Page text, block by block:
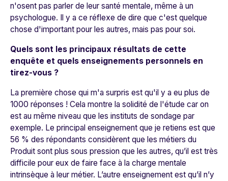
n'osent pas parler de leur santé mentale, même à un
psychologue. Il y a ce réflexe de dire que c'est quelque
chose d'important pour les autres, mais pas pour soi.
Quels sont les principaux résultats de cette
enquête et quels enseignements personnels en
tirez-vous ?
La première chose qui m'a surpris est qu'il y a eu plus de
1000 réponses ! Cela montre la solidité de l'étude car on
est au même niveau que les instituts de sondage par
exemple. Le principal enseignement que je retiens est que
56 % des répondants considèrent que les métiers du
Produit sont plus sous pression que les autres, qu’il est très
difficile pour eux de faire face à la charge mentale
intrinsèque à leur métier. L’autre enseignement est qu’il n’y